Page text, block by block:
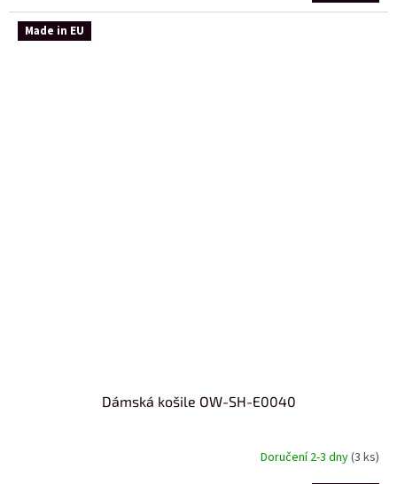
Made in EU
Dámská košile OW-SH-E0040
Doručení 2-3 dny(3 ks)